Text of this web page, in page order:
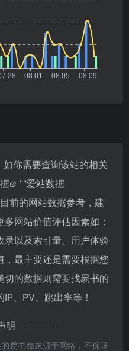
你需要查询该站的相关
""爱站数据
前的网站数据参考，建
网站价值评估因素如：
录以及索引量、用户体验
，最主要还是需要根据您
切的数据则需要找易书的
、PV、跳出率等！
明
易书都来源于网络，不保证